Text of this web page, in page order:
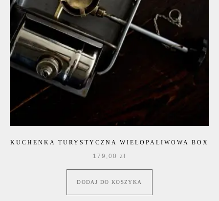
KUCHENKA TURYSTYCZNA WIELOPALIWOWA BOX
179,00 zł
DODAJ DO KOSZYKA